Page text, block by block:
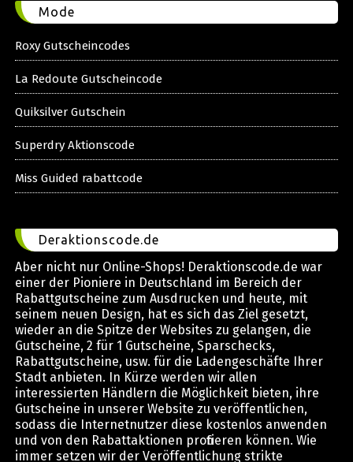
Mode
Roxy Gutscheincodes
La Redoute Gutscheincode
Quiksilver Gutschein
Superdry Aktionscode
Miss Guided rabattcode
Deraktionscode.de
Aber nicht nur Online-Shops! Deraktionscode.de war
einer der Pioniere in Deutschland im Bereich der
Rabattgutscheine zum Ausdrucken und heute, mit
seinem neuen Design, hat es sich das Ziel gesetzt,
wieder an die Spitze der Websites zu gelangen, die
Gutscheine, 2 für 1 Gutscheine, Sparschecks,
Rabattgutscheine, usw. für die Ladengeschäfte Ihrer
Stadt anbieten. In Kürze werden wir allen
interessierten Händlern die Möglichkeit bieten, ihre
Gutscheine in unserer Website zu veröffentlichen,
sodass die Internetnutzer diese kostenlos anwenden
und von den Rabattaktionen profitieren können. Wie
immer setzen wir der Veröffentlichung strikte